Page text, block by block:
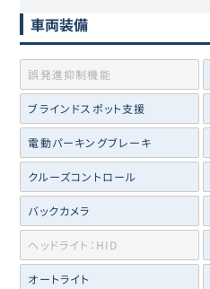
車両装備
誤発進抑制機能
ブラインドスポット支援
電動パーキングブレーキ
クルーズコントロール
バックカメラ
ヘッドライト：HID
オートライト